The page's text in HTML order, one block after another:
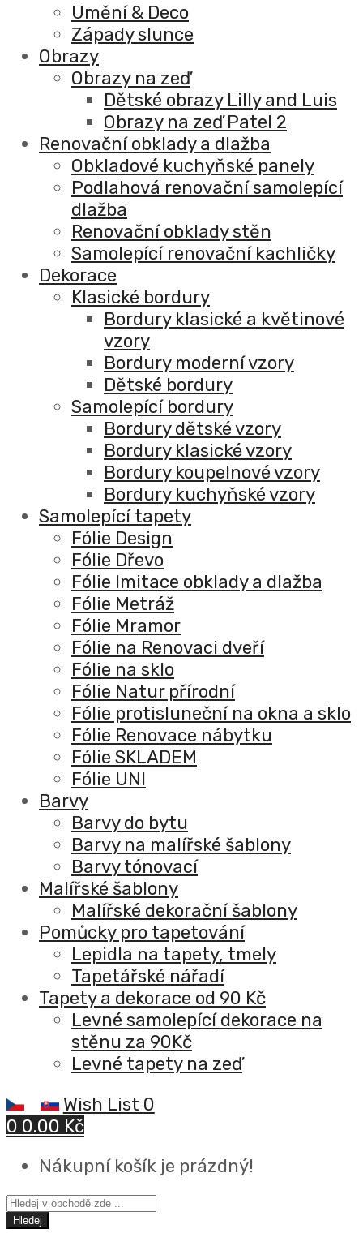
Umění & Deco
Západy slunce
Obrazy
Obrazy na zeď
Dětské obrazy Lilly and Luis
Obrazy na zeď Patel 2
Renovační obklady a dlažba
Obkladové kuchyňské panely
Podlahová renovační samolepící
dlažba
Renovační obklady stěn
Samolepící renovační kachličky
Dekorace
Klasické bordury
Bordury klasické a květinové
vzory
Bordury moderní vzory
Dětské bordury
Samolepící bordury
Bordury dětské vzory
Bordury klasické vzory
Bordury koupelnové vzory
Bordury kuchyňské vzory
Samolepící tapety
Fólie Design
Fólie Dřevo
Fólie Imitace obklady a dlažba
Fólie Metráž
Fólie Mramor
Fólie na Renovaci dveří
Fólie na sklo
Fólie Natur přírodní
Fólie protisluneční na okna a sklo
Fólie Renovace nábytku
Fólie SKLADEM
Fólie UNI
Barvy
Barvy do bytu
Barvy na malířské šablony
Barvy tónovací
Malířské šablony
Malířské dekorační šablony
Pomůcky pro tapetování
Lepidla na tapety, tmely
Tapetářské nářadí
Tapety a dekorace od 90 Kč
Levné samolepící dekorace na
stěnu za 90Kč
Levné tapety na zeď
Wish List 0
0 0.00 Kč
Nákupní košík je prázdný!
Hledej